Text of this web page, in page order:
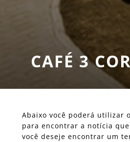
CAFÉ 3
Abaixo você poderá utilizar
para encontrar a notícia
você deseje encontrar um